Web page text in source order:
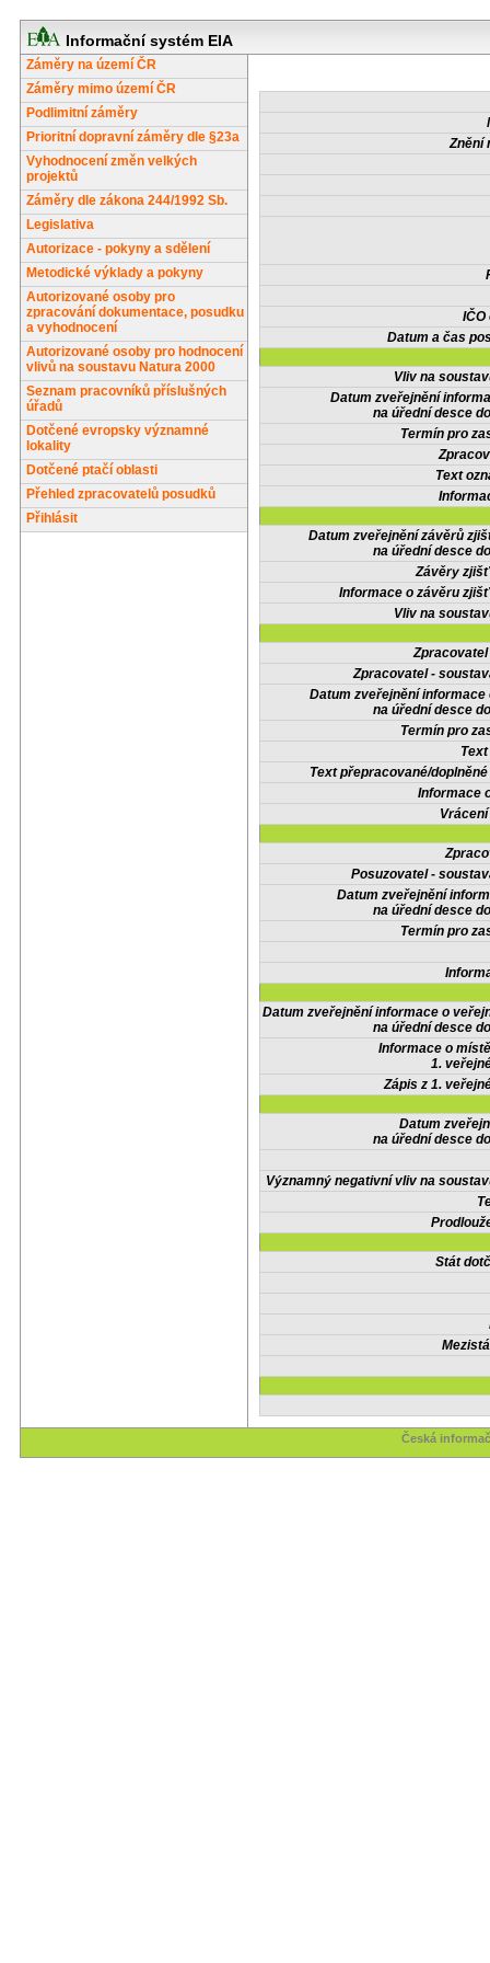
Informační systém EIA
Záměry na území ČR
Záměry mimo území ČR
Podlimitní záměry
Prioritní dopravní záměry dle §23a
Vyhodnocení změn velkých
projektů
Záměry dle zákona 244/1992 Sb.
Legislativa
Autorizace - pokyny a sdělení
Metodické výklady a pokyny
Autorizované osoby pro
zpracování dokumentace, posudku
a vyhodnocení
Autorizované osoby pro hodnocení
vlivů na soustavu Natura 2000
Seznam pracovníků příslušných
úřadů
Dotčené evropsky významné
lokality
Dotčené ptačí oblasti
Přehled zpracovatelů posudků
Přihlásit
Znění
IČO
Datum a čas
Vliv na
Datum zveřejnění
na úřední desce
Termín pro
Text
Datum zveřejnění závěrů
na úřední desce
Závěry
Informace o závěru
Vliv na
Zpracovatel -
Datum zveřejnění informace
na úřední desce
Termín pro
Text přepracované/
Informace
Posuzovatel -
Datum zveřejnění
na úřední desce
Termín pro
Datum zveřejnění informace o
na úřední desce
Informace o
1.
Zápis z 1.
Datum
na úřední desce
Významný negativní vliv na
Stát
Česká